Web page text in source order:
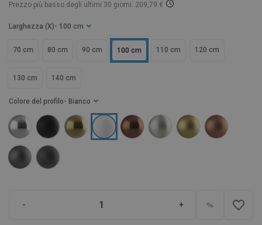
Prezzo più basso degli ultimi 30 giorni: 209,79 €
Colore del profilo - Bianco
Larghezza (X) - 100 cm
70 cm 80 cm 90 cm 100 cm 110 cm 120 cm
130 cm 140 cm
- + favorite_border